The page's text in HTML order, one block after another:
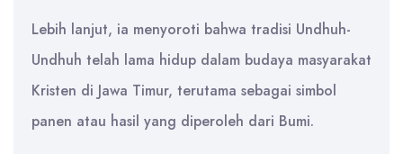
Lebih lanjut, ia menyoroti bahwa tradisi Undhuh-
Undhuh telah lama hidup dalam budaya masyarakat
Kristen di Jawa Timur, terutama sebagai simbol
panen atau hasil yang diperoleh dari Bumi.